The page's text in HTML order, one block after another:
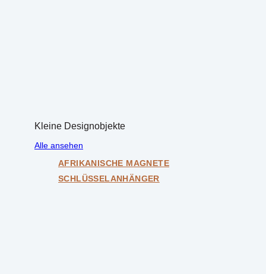
Kleine Designobjekte
Alle ansehen
AFRIKANISCHE MAGNETE
SCHLÜSSELANHÄNGER